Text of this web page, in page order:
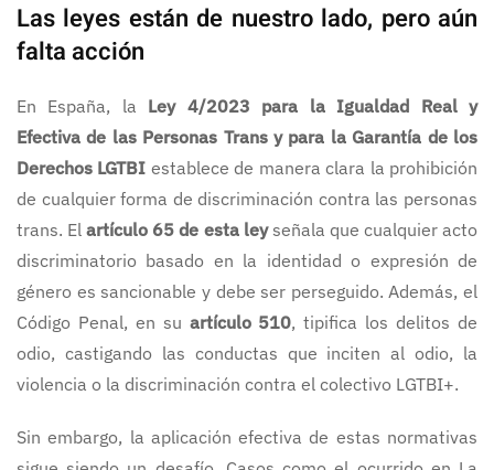
Las leyes están de nuestro lado, pero aún
falta acción
En España, la Ley 4/2023 para la Igualdad Real y
Efectiva de las Personas Trans y para la Garantía de los
Derechos LGTBI establece de manera clara la prohibición
de cualquier forma de discriminación contra las personas
trans. Elartículo 65 de esta leyseñala que cualquier acto
discriminatorio basado en la identidad o expresión de
género es sancionable y debe ser perseguido. Además, el
Código Penal, en su artículo 510, tipifica los delitos de
odio, castigando las conductas que inciten al odio, la
violencia o la discriminación contra el colectivo LGTBI+.
Sin embargo, la aplicación efectiva de estas normativas